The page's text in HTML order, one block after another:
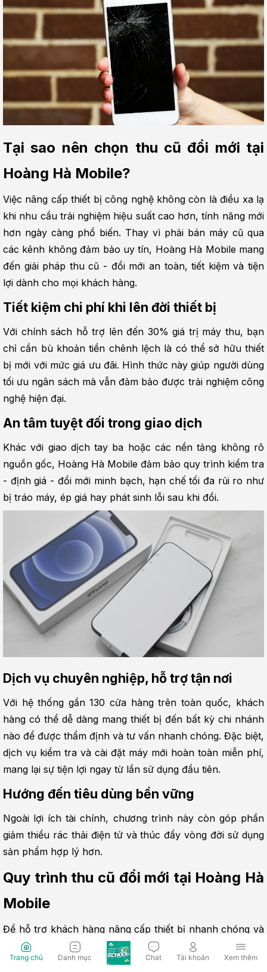
Tại sao nên chọn thu cũ đổi mới tại
Hoàng Hà Mobile?
Việc nâng cấp thiết bị công nghệ không còn là điều xa lạ
khi nhu cầu trải nghiệm hiệu suất cao hơn, tính năng mới
hơn ngày càng phổ biến. Thay vì phải bán máy cũ qua
các kênh không đảm bảo uy tín, Hoàng Hà Mobile mang
đến giải pháp thu cũ - đổi mới an toàn, tiết kiệm và tiện
lợi dành cho mọi khách hàng.
Tiết kiệm chi phí khi lên đời thiết bị
Với chính sách hỗ trợ lên đến 30% giá trị máy thu, bạn
chỉ cần bù khoản tiền chênh lệch là có thể sở hữu thiết
bị mới với mức giá ưu đãi. Hình thức này giúp người dùng
tối ưu ngân sách mà vẫn đảm bảo được trải nghiệm công
nghệ hiện đại.
An tâm tuyệt đối trong giao dịch
Khác với giao dịch tay ba hoặc các nền tảng không rõ
nguồn gốc, Hoàng Hà Mobile đảm bảo quy trình kiểm tra
- định giá - đổi mới minh bạch, hạn chế tối đa rủi ro như
bị tráo máy, ép giá hay phát sinh lỗi sau khi đổi.
Dịch vụ chuyên nghiệp, hỗ trợ tận nơi
Với hệ thống gần 130 cửa hàng trên toàn quốc, khách
hàng có thể dễ dàng mang thiết bị đến bất kỳ chi nhánh
nào để được thẩm định và tư vấn nhanh chóng. Đặc biệt,
dịch vụ kiểm tra và cài đặt máy mới hoàn toàn miễn phí,
mang lại sự tiện lợi ngay từ lần sử dụng đầu tiên.
Hướng đến tiêu dùng bền vững
Ngoài lợi ích tài chính, chương trình này còn góp phần
giảm thiểu rác thải điện tử và thúc đẩy vòng đời sử dụng
sản phẩm hợp lý hơn.
Quy trình thu cũ đổi mới tại Hoàng Hà
Mobile
Để hỗ trợ khách hàng nâng cấp thiết bị nhanh chóng và
thuận tiện, Hoàng Hà Mobile xây dựng quy trình thu cũ -
đổi mới rõ ràng, chuyên nghiệp. Mỗi bước đều được thực
Trang chủ Danh mục Chat Tài khoản Xem thêm